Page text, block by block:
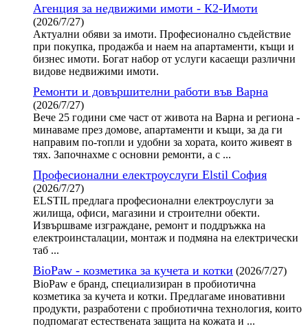
Агенция за недвижими имоти - К2-Имоти
(2026/7/27)
Актуални обяви за имоти. Професионално съдействие
при покупка, продажба и наем на апартаменти, къщи и
бизнес имоти. Богат набор от услуги касаещи различни
видове недвижими имоти.
Ремонти и довършителни работи във Варна
(2026/7/27)
Вече 25 години сме част от живота на Варна и региона -
минаваме през домове, апартаменти и къщи, за да ги
направим по-топли и удобни за хората, които живеят в
тях. Започнахме с основни ремонти, а с ...
Професионални електроуслуги Elstil София
(2026/7/27)
ELSTIL предлага професионални електроуслуги за
жилища, офиси, магазини и строителни обекти.
Извършваме изграждане, ремонт и поддръжка на
електроинсталации, монтаж и подмяна на електрически
таб ...
BioPaw - козметика за кучета и котки (2026/7/27)
BioPaw е бранд, специализиран в пробиотична
козметика за кучета и котки. Предлагаме иновативни
продукти, разработени с пробиотична технология, които
подпомагат естествената защита на кожата и ...